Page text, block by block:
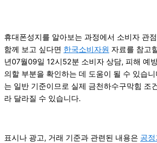
휴대폰성지를 알아보는 과정에서 소비자 관
함께 보고 싶다면 한국소비자원 자료를 참고
년07월09일 12시52분 소비자 상담, 피해 예
의할 부분을 확인하는 데 도움이 될 수 있습
는 일반 기준이므로 실제 금천하수구막힘 조
라 달라질 수 있습니다.
표시나 광고, 거래 기준과 관련된 내용은 공